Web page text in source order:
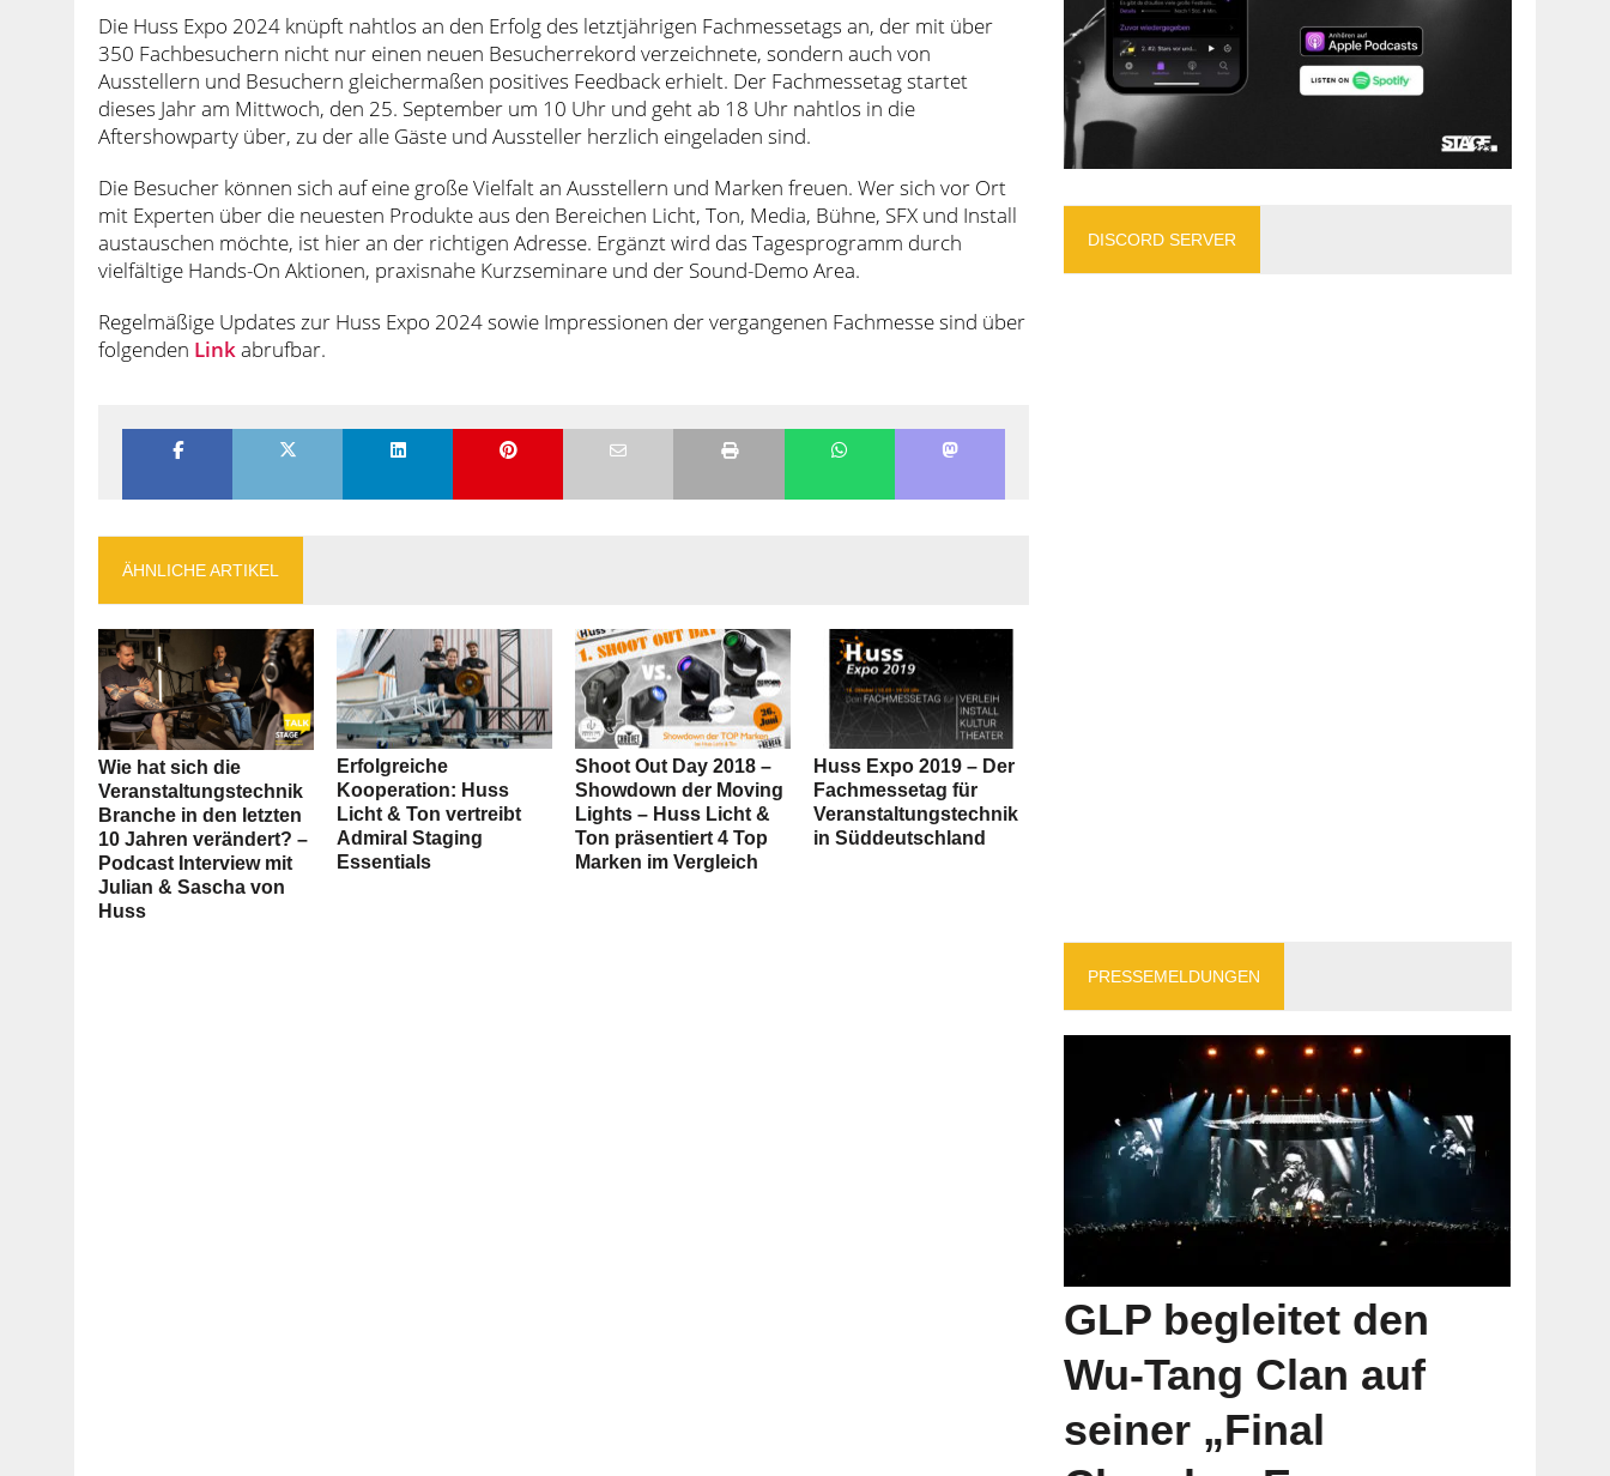
Die Huss Expo 2024 knüpft nahtlos an den Erfolg des letztjährigen Fachmessetags an, der mit über
350 Fachbesuchern nicht nur einen neuen Besucherrekord verzeichnete, sondern auch von
Ausstellern und Besuchern gleichermaßen positives Feedback erhielt. Der Fachmessetag startet
dieses Jahr am Mittwoch, den 25. September um 10 Uhr und geht ab 18 Uhr nahtlos in die
Aftershowparty über, zu der alle Gäste und Aussteller herzlich eingeladen sind.
Die Besucher können sich auf eine große Vielfalt an Ausstellern und Marken freuen. Wer sich vor Ort
mit Experten über die neuesten Produkte aus den Bereichen Licht, Ton, Media, Bühne, SFX und Install
austauschen möchte, ist hier an der richtigen Adresse. Ergänzt wird das Tagesprogramm durch
vielfältige Hands-On Aktionen, praxisnahe Kurzseminare und der Sound-Demo Area.
Regelmäßige Updates zur Huss Expo 2024 sowie Impressionen der vergangenen Fachmesse sind über
folgenden Link abrufbar.
ÄHNLICHE ARTIKEL
Wie hat sich die
Veranstaltungstechnik
Branche in den letzten
10 Jahren verändert? –
Podcast Interview mit
Julian & Sascha von
Huss
Erfolgreiche
Kooperation: Huss
Licht & Ton vertreibt
Admiral Staging
Essentials
Shoot Out Day 2018 –
Showdown der Moving
Lights – Huss Licht &
Ton präsentiert 4 Top
Marken im Vergleich
Huss Expo 2019 – Der
Fachmessetag für
Veranstaltungstechnik
in Süddeutschland
DISCORD SERVER
PRESSEMELDUNGEN
GLP begleitet den
Wu-Tang Clan auf
seiner „Final